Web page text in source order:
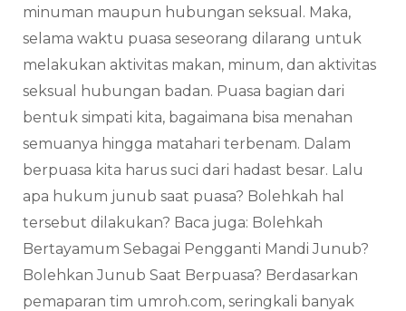
minuman maupun hubungan seksual. Maka,
selama waktu puasa seseorang dilarang untuk
melakukan aktivitas makan, minum, dan aktivitas
seksual hubungan badan. Puasa bagian dari
bentuk simpati kita, bagaimana bisa menahan
semuanya hingga matahari terbenam. Dalam
berpuasa kita harus suci dari hadast besar. Lalu
apa hukum junub saat puasa? Bolehkah hal
tersebut dilakukan? Baca juga: Bolehkah
Bertayamum Sebagai Pengganti Mandi Junub?
Bolehkan Junub Saat Berpuasa? Berdasarkan
pemaparan tim umroh.com, seringkali banyak